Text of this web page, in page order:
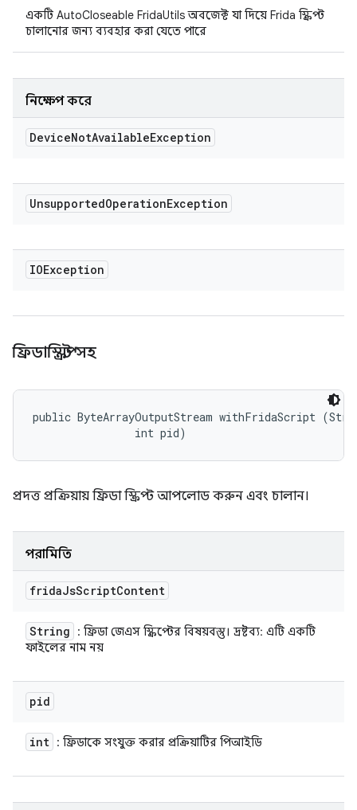
একটি AutoCloseable FridaUtils অবজেক্ট যা দিয়ে Frida স্ক্রিপ্ট
চালানোর জন্য ব্যবহার করা যেতে পারে
নিক্ষেপ করে
DeviceNotAvailableException
UnsupportedOperationException
IOException
ফ্রিডাস্ক্রিপ্ট সহ
public ByteArrayOutputStream withFridaScript
                int pid)
প্রদত্ত প্রক্রিয়ায় ফ্রিডা স্ক্রিপ্ট আপলোড করুন এবং চালান।
পরামিতি
fridaJsScriptContent
String
: ফ্রিডা জেএস স্ক্রিপ্টের বিষয়বস্তু। দ্রষ্টব্য: এটি একটি
ফাইলের নাম নয়
pid
int : ফ্রিডাকে সংযুক্ত করার প্রক্রিয়াটির পিআইডি